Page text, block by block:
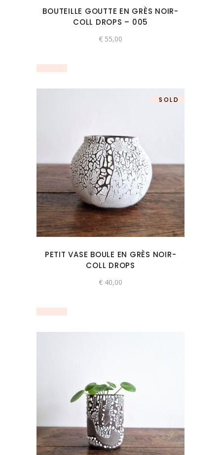
BOUTEILLE GOUTTE EN GRÈS NOIR-
COLL DROPS – 005
€ 55,00
SOLD
PETIT VASE BOULE EN GRÈS NOIR-
COLL DROPS
€ 40,00